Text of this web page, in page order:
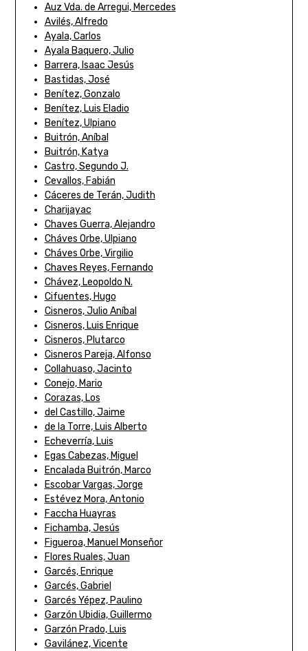
Auz Vda. de Arregui, Mercedes
Avilés, Alfredo
Ayala, Carlos
Ayala Baquero, Julio
Barrera, Isaac Jesús
Bastidas, José
Benítez, Gonzalo
Benítez, Luis Eladio
Benítez, Ulpiano
Buitrón, Aníbal
Buitrón, Katya
Castro, Segundo J.
Cevallos, Fabián
Cáceres de Terán, Judith
Charijayac
Chaves Guerra, Alejandro
Cháves Orbe, Ulpiano
Cháves Orbe, Virgilio
Chaves Reyes, Fernando
Chávez, Leopoldo N.
Cifuentes, Hugo
Cisneros, Julio Aníbal
Cisneros, Luis Enrique
Cisneros, Plutarco
Cisneros Pareja, Alfonso
Collahuaso, Jacinto
Conejo, Mario
Corazas, Los
del Castillo, Jaime
de la Torre, Luis Alberto
Echeverría, Luis
Egas Cabezas, Miguel
Encalada Buitrón, Marco
Escobar Vargas, Jorge
Estévez Mora, Antonio
Faccha Huayras
Fichamba, Jesús
Figueroa, Manuel Monseñor
Flores Ruales, Juan
Garcés, Enrique
Garcés, Gabriel
Garcés Yépez, Paulino
Garzón Ubidia, Guillermo
Garzón Prado, Luis
Gavilánez, Vicente